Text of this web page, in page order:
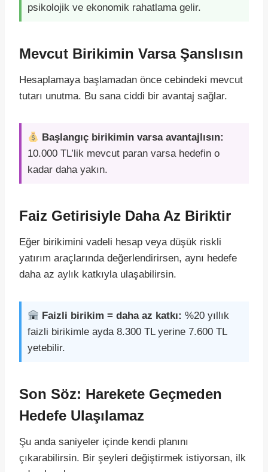
psikolojik ve ekonomik rahatlama gelir.
Mevcut Birikimin Varsa Şanslısın
Hesaplamaya başlamadan önce cebindeki mevcut
tutarı unutma. Bu sana ciddi bir avantaj sağlar.
Başlangıç birikimin varsa avantajlısın:
10.000 TL’lik mevcut paran varsa hedefin o
kadar daha yakın.
Faiz Getirisiyle Daha Az Biriktir
Eğer birikimini vadeli hesap veya düşük riskli
yatırım araçlarında değerlendirirsen, aynı hedefe
daha az aylık katkıyla ulaşabilirsin.
Faizli birikim = daha az katkı: %20 yıllık
faizli birikimle ayda 8.300 TL yerine 7.600 TL
yetebilir.
Son Söz: Harekete Geçmeden
Hedefe Ulaşılamaz
Şu anda saniyeler içinde kendi planını
çıkarabilirsin. Bir şeyleri değiştirmek istiyorsan, ilk